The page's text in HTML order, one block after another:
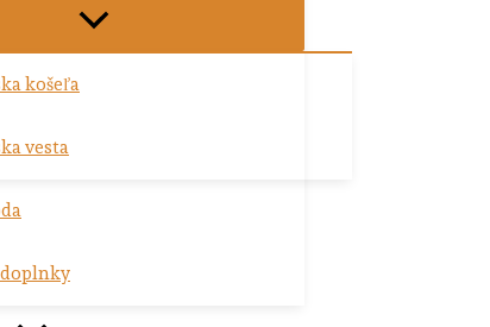
košeľa
vesta